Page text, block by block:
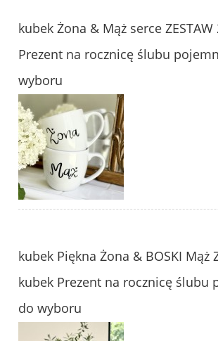
kubek Żona & Mąż serce
Prezent na rocznicę ślubu
wyboru
kubek Piękna Żona & BOSKI Mąż
kubek Prezent na rocznicę ślubu
do wyboru